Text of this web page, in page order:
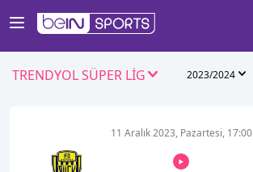
TRENDYOL SÜPER LİG 2023/2024
11 Aralık 2023, Pazartesi, 17:00